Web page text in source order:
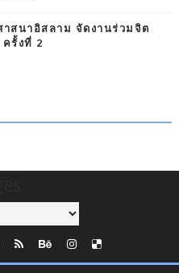
สนาอิสลาม จัดงานร่วมจิต
รั้งที่ 2